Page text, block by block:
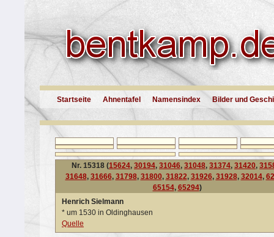
Startseite Ahnentafel Namensindex Bilder und
Nr. 15318 (15624, 30194, 31046, 31048, 31374, 31420,
31648, 31666, 31798, 31800, 31822, 31926, 31928, 32014,
65154, 65294)
Henrich Sielmann
* um 1530 in Oldinghausen
Quelle